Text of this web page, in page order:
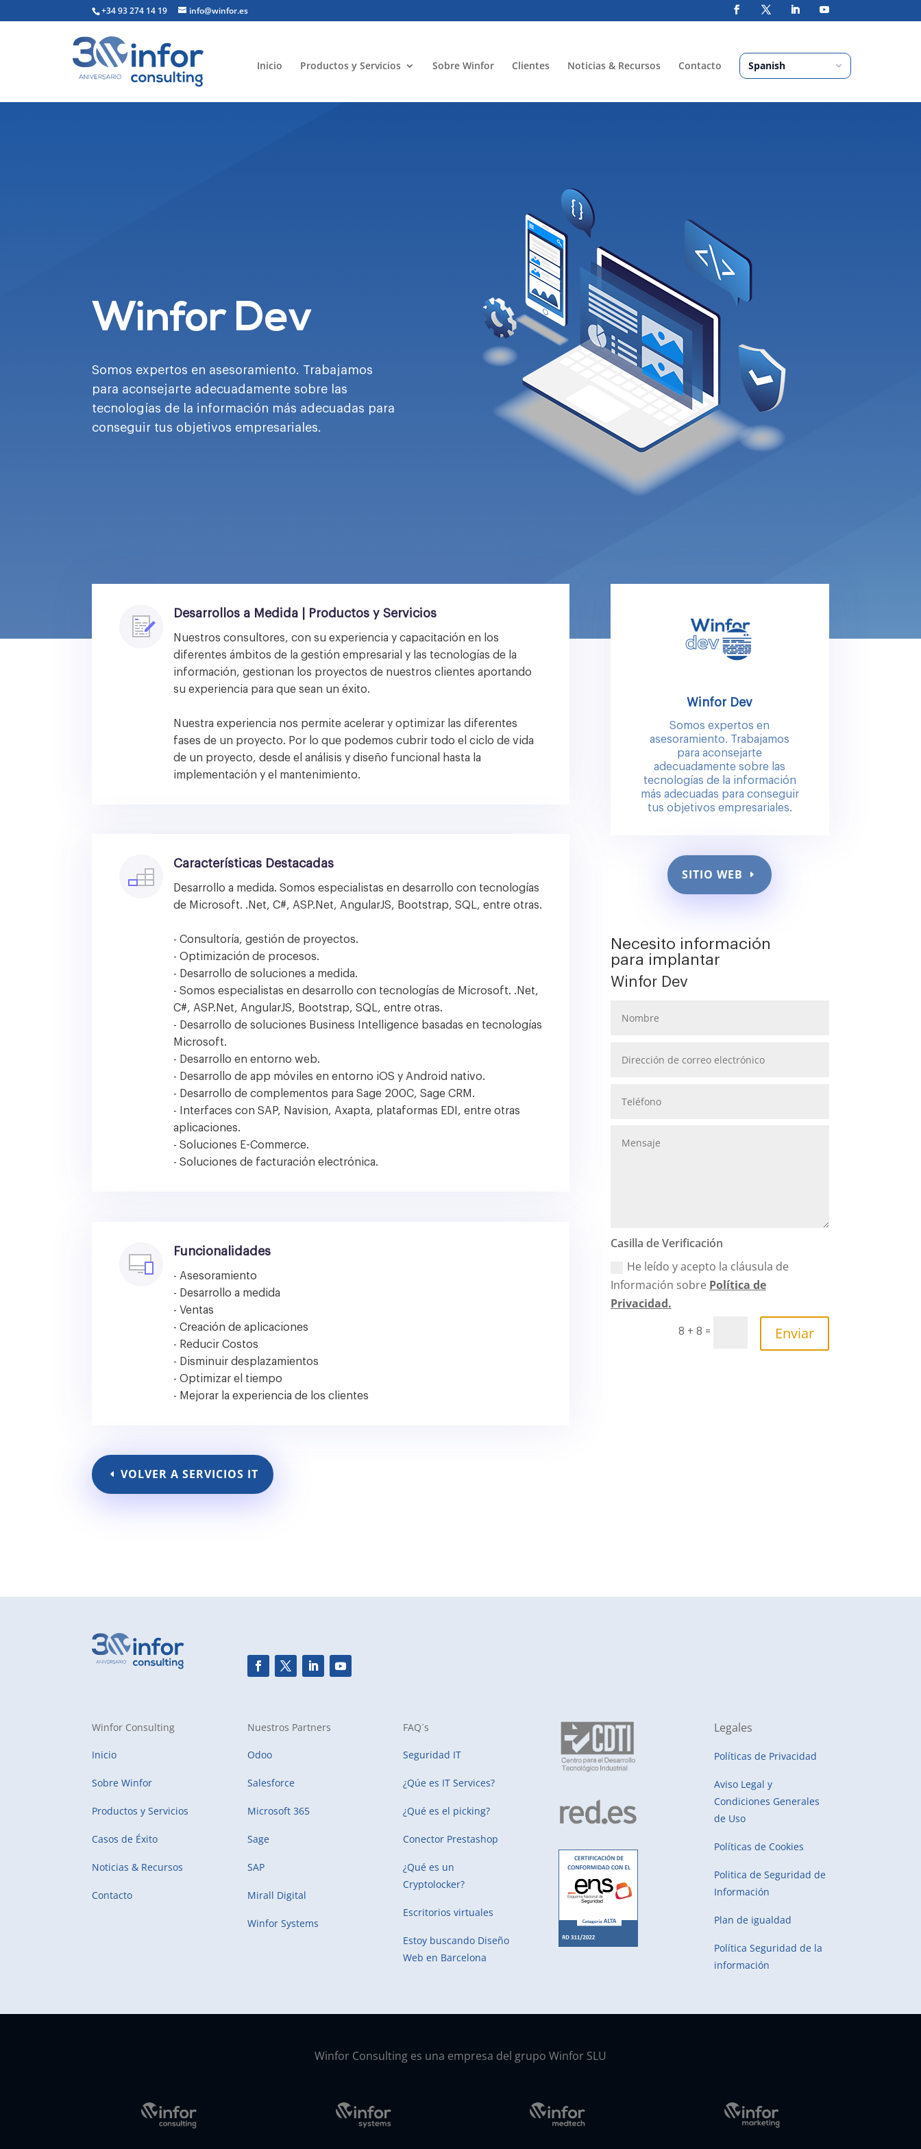
+34 93 274 14 19 info@winfor.es
Inicio Productos y Servicios Sobre Winfor Clientes Noticias & Recursos Contacto
Winfor Dev
Somos expertos en asesoramiento. Trabajamos
para aconsejarte adecuadamente sobre las
tecnologías de la información más adecuadas para
conseguir tus objetivos empresariales.
Desarrollos a Medida Productos y Servicios
Nuestros consultores, con su experiencia y capacitación en los
diferentes ámbitos de la gestión empresarial y las tecnologías de la
información, gestionan los proyectos de nuestros clientes aportando
su experiencia para que sean un éxito.
Nuestra experiencia nos permite acelerar y optimizar las diferentes
fases de un proyecto. Por lo que podemos cubrir todo el ciclo de vida
de un proyecto, desde el análisis y diseño funcional hasta la
implementación y el mantenimiento.
Características Destacadas
Desarrollo a medida. Somos especialistas en desarrollo con tecnologías
de Microsoft. .Net, C#, ASP.Net, AngularJS, Bootstrap, SQL, entre otras.
- Consultoría, gestión de proyectos.
- Optimización de procesos.
- Desarrollo de soluciones a medida.
- Somos especialistas en desarrollo con tecnologías de Microsoft. .Net,
C#, ASP.Net, AngularJS, Bootstrap, SQL, entre otras.
- Desarrollo de soluciones Business Intelligence basadas en tecnologías
Microsoft.
- Desarrollo en entorno web.
- Desarrollo de app móviles en entorno iOS y Android nativo.
- Desarrollo de complementos para Sage 200C, Sage CRM.
- Interfaces con SAP, Navision, Axapta, plataformas EDI, entre otras
aplicaciones.
- Soluciones E-Commerce.
- Soluciones de facturación electrónica.
Funcionalidades
- Asesoramiento
- Desarrollo a medida
- Ventas
- Creación de aplicaciones
- Reducir Costos
- Disminuir desplazamientos
- Optimizar el tiempo
- Mejorar la experiencia de los clientes
VOLVER A SERVICIOS IT
Winfor Dev
Somos expertos en
asesoramiento. Trabajamos
para aconsejarte
adecuadamente sobre las
tecnologías de la información
más adecuadas para conseguir
tus objetivos empresariales.
SITIO WEB
Necesito información
para implantar
Winfor Dev
Casilla de Verificación
He leído y acepto la cláusula de
Información sobre Política de
Privacidad.
8 + 8 = Enviar
Winfor Consulting
Inicio
Sobre Winfor
Productos y Servicios
Casos de Éxito
Noticias & Recursos
Contacto
Nuestros Partners
Odoo
Salesforce
Microsoft 365
Sage
SAP
Mirall Digital
Winfor Systems
FAQ´s
Seguridad IT
¿Qúe es IT Services?
¿Qué es el picking?
Conector Prestashop
¿Qué es un
Cryptolocker?
Escritorios virtuales
Estoy buscando Diseño
Web en Barcelona
Legales
Políticas de Privacidad
Aviso Legal y
Condiciones Generales
de Uso
Políticas de Cookies
Politica de Seguridad de
Información
Plan de igualdad
Política Seguridad de la
información
Winfor Consulting es una empresa del grupo Winfor SLU